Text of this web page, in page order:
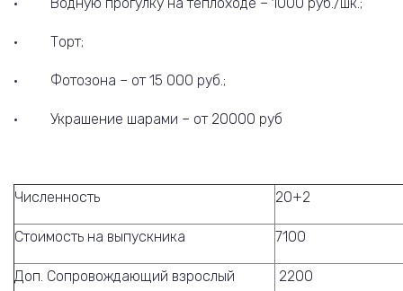
· Торт;
· Фотозона – от 15 000 руб.;
· Украшение шарами – от 20000 руб
Численность 20+2
Стоимость на выпускника 7100
Доп. Сопровождающий взрослый 2200